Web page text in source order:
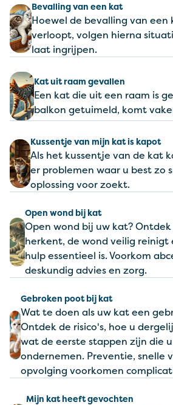
Bevalling van een kat
Hoewel de bevalling van
verloopt, volgen hierna
laat ingrijpen.
Kat uit raam gevallen
Een kat die uit een raam is
balkon getuimeld, komt
Kussentje van mijn kat is kapot
Als het kussentje van de kat
er problemen waar u best zo
oplossing voor zoekt.
Open wond bij kat
Open wond bij uw kat?
herkent, de wond veilig reinigt
hulp essentieel is. Voorkom
deskundig advies en zorg.
Gebroken poot bij kat
Wat te doen als uw kat een
Ontdek de risico's, hoe u
wat de eerste stappen zijn die
ondernemen. Preventie, snelle
opvolging voorkomen
Mijn kat heeft gevochten